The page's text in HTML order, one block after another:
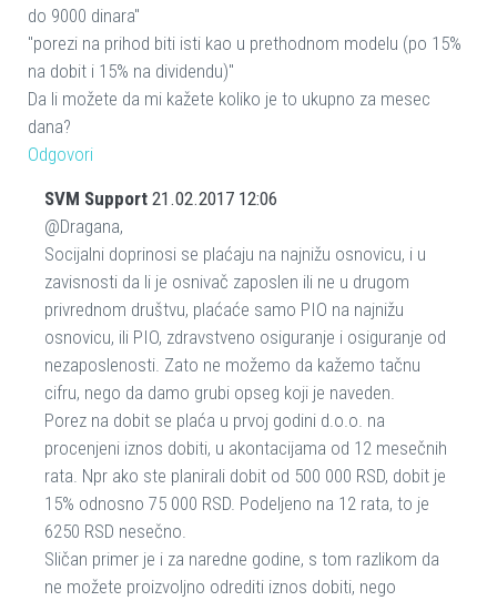
do 9000 dinara"
"porezi na prihod biti isti kao u prethodnom modelu (po 15%
na dobit i 15% na dividendu)"
Da li možete da mi kažete koliko je to ukupno za mesec
dana?
Odgovori
SVM Support 21.02.2017 12:06
@Dragana,
Socijalni doprinosi se plaćaju na najnižu osnovicu, i u
zavisnosti da li je osnivač zaposlen ili ne u drugom
privrednom društvu, plaćaće samo PIO na najnižu
osnovicu, ili PIO, zdravstveno osiguranje i osiguranje od
nezaposlenosti. Zato ne možemo da kažemo tačnu
cifru, nego da damo grubi opseg koji je naveden.
Porez na dobit se plaća u prvoj godini d.o.o. na
procenjeni iznos dobiti, u akontacijama od 12 mesečnih
rata. Npr ako ste planirali dobit od 500 000 RSD, dobit je
15% odnosno 75 000 RSD. Podeljeno na 12 rata, to je
6250 RSD nesečno.
Sličan primer je i za naredne godine, s tom razlikom da
ne možete proizvoljno odrediti iznos dobiti, nego